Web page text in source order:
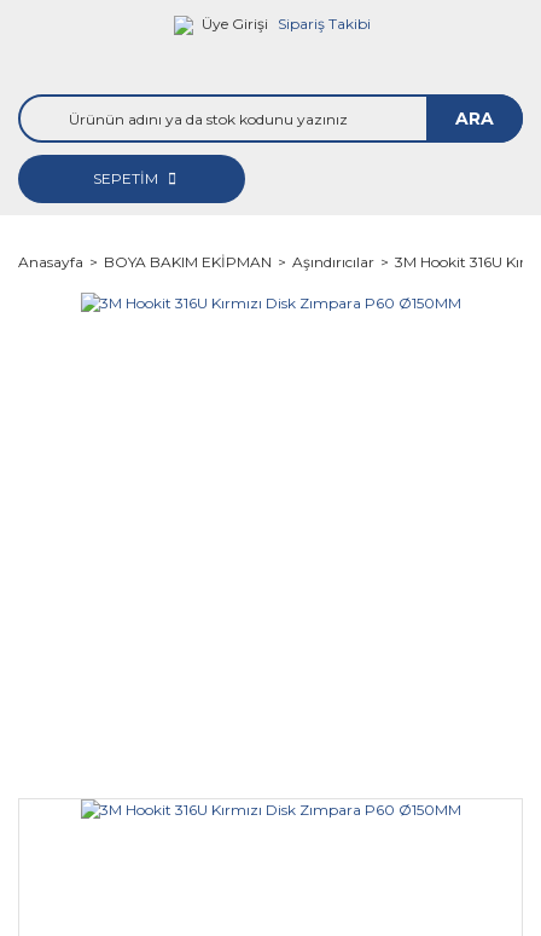
Üye Girişi Sipariş Takibi
ARA
SEPETİM
Anasayfa BOYA BAKIM EKİPMAN Aşındırıcılar 3M Hookit 316U